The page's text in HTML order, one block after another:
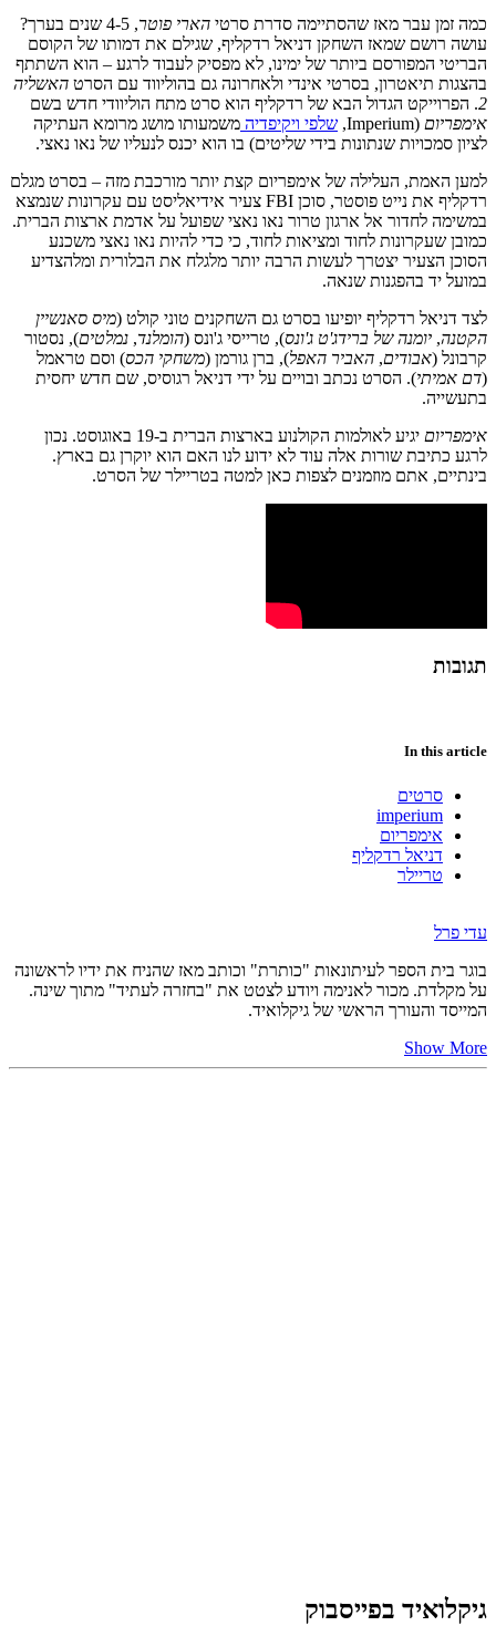
כמה זמן עבר מאז שהסתיימה סדרת סרטי הארי פוטר
, 4-5 שנים בערך?
עושה רושם שמאז השחקן דניאל רדקליף, שגילם את דמותו של הקוסם
הבריטי המפורסם ביותר של ימינו, לא מפסיק לעבוד לרגע – הוא השתתף
בהצגות תיאטרון, בסרטי אינדי ולאחרונה גם בהוליווד עם הסרט האשליה
2. הפרוייקט הגדול הבא של רדקליף הוא סרט מתח הוליוודי חדש בשם
אימפריום (Imperium, שלפי ויקיפדיה משמעותו מושג מרומא העתיקה
לציון סמכויות שנתונות בידי שליטים) בו הוא יכנס לנעליו של נאו נאצי.
למען האמת, העלילה של אימפריום קצת יותר מורכבת מזה – בסרט מגלם
רדקליף את נייט פוסטר, סוכן FBI צעיר אידיאליסט עם עקרונות שנמצא
במשימה לחדור אל ארגון טרור נאו נאצי שפועל על אדמת ארצות הברית.
כמובן שעקרונות לחוד ומציאות לחוד, כי כדי להיות נאו נאצי משכנע
הסוכן הצעיר יצטרך לעשות הרבה יותר מלגלח את הבלורית ומלהצדיע
במועל יד בהפגנות שנאה.
לצד דניאל רדקליף יופיעו בסרט גם השחקנים טוני קולט (מיס סאנשיין
הקטנה, יומנה של ברידג'ט ג'ונס), טרייסי ג'ונס (הומלנד, נמלטים), נסטור
קרבונל (אבודים, האביר האפל), ברן גורמן (משחקי הכס) וסם טראמל
(דם אמיתי). הסרט נכתב ובויים על ידי דניאל רגוסיס, שם חדש יחסית
בתעשייה.
אימפריום
יגיע לאולמות הקולנוע בארצות הברית ב-19 באוגוסט. נכון
לרגע כתיבת שורות אלה עוד לא ידוע לנו האם הוא יוקרן גם בארץ.
בינתיים, אתם מוזמנים לצפות כאן למטה בטריילר של הסרט.
תגובות
In this article
סרטים
imperium
אימפריום
דניאל רדקליף
טריילר
עדי פרל
בוגר בית הספר לעיתונאות "כותרת" וכותב מאז שהניח את ידיו לראשונה
על מקלדת. מכור לאנימה ויודע לצטט את "בחזרה לעתיד" מתוך שינה.
המייסד והעורך הראשי של גיקלואיד.
Show More
גיקלואיד בפייסבוק